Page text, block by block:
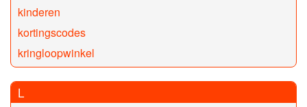
kinderen
kortingscodes
kringloopwinkel
L